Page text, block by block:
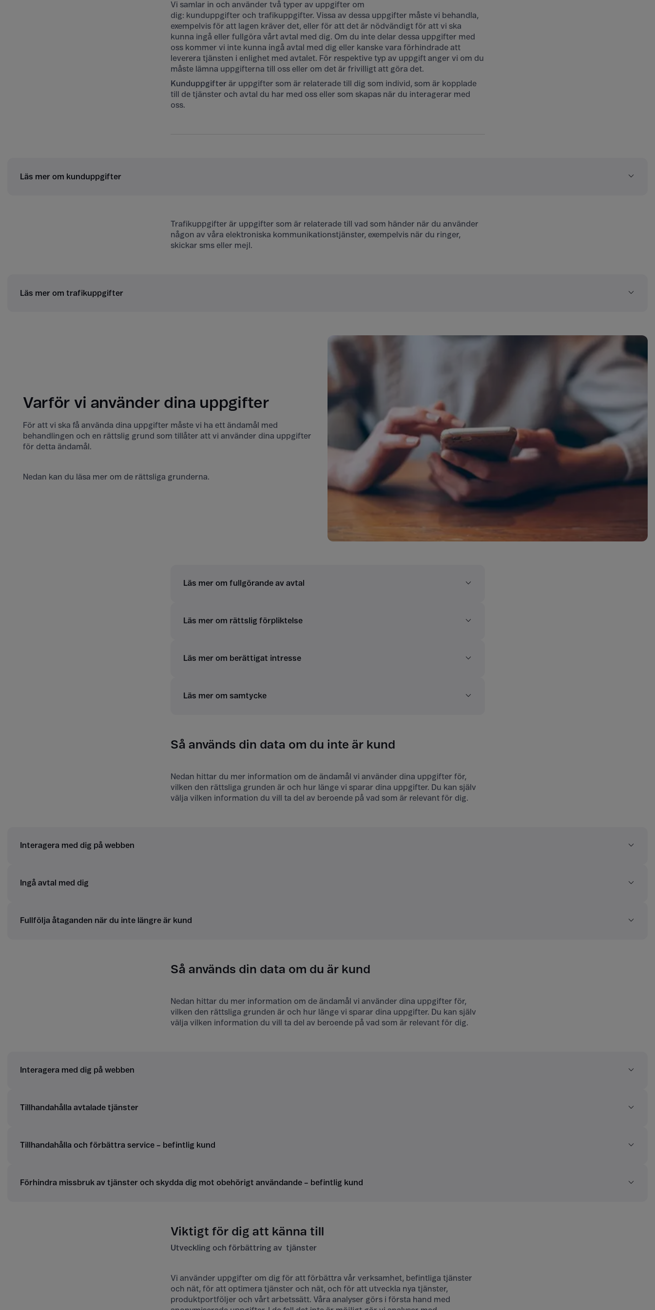
Vi samlar in och använder två typer av uppgifter om
dig: kunduppgifter och trafikuppgifter. Vissa av dessa uppgifter måste vi behandla,
exempelvis för att lagen kräver det, eller för att det är nödvändigt för att vi ska
kunna ingå eller fullgöra vårt avtal med dig. Om du inte delar dessa uppgifter med
oss kommer vi inte kunna ingå avtal med dig eller kanske vara förhindrade att
leverera tjänsten i enlighet med avtalet. För respektive typ av uppgift anger vi om du
måste lämna uppgifterna till oss eller om det är frivilligt att göra det.
Kunduppgifter är uppgifter som är relaterade till dig som individ, som är kopplade
till de tjänster och avtal du har med oss eller som skapas när du interagerar med
oss.
Läs mer om kunduppgifter
Trafikuppgifter är uppgifter som är relaterade till vad som händer när du använder
någon av våra elektroniska kommunikationstjänster, exempelvis när du ringer,
skickar sms eller mejl.
Läs mer om trafikuppgifter
Varför vi använder dina uppgifter
För att vi ska få använda dina uppgifter måste vi ha ett ändamål med
behandlingen och en rättslig grund som tillåter att vi använder dina uppgifter
för detta ändamål.
Nedan kan du läsa mer om de rättsliga grunderna.
Läs mer om fullgörande av avtal
Läs mer om rättslig förpliktelse
Läs mer om berättigat intresse
Läs mer om samtycke
Så används din data om du inte är kund
Nedan hittar du mer information om de ändamål vi använder dina uppgifter för,
vilken den rättsliga grunden är och hur länge vi sparar dina uppgifter. Du kan själv
välja vilken information du vill ta del av beroende på vad som är relevant för dig.
Interagera med dig på webben
Ingå avtal med dig
Fullfölja åtaganden när du inte längre är kund
Så används din data om du är kund
Nedan hittar du mer information om de ändamål vi använder dina uppgifter för,
vilken den rättsliga grunden är och hur länge vi sparar dina uppgifter. Du kan själv
välja vilken information du vill ta del av beroende på vad som är relevant för dig.
Interagera med dig på webben
Tillhandahålla avtalade tjänster
Tillhandahålla och förbättra service – befintlig kund
Förhindra missbruk av tjänster och skydda dig mot obehörigt användande – befintlig kund
Viktigt för dig att känna till
Utveckling och förbättring av tjänster
Vi använder uppgifter om dig för att förbättra vår verksamhet, befintliga tjänster
och nät, för att optimera tjänster och nät, och för att utveckla nya tjänster,
produktportföljer och vårt arbetssätt. Våra analyser görs i första hand med